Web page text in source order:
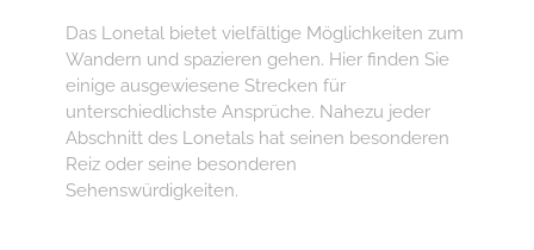
Das Lonetal bietet vielfältige Möglichkeiten zum
Wandern und spazieren gehen. Hier finden Sie
einige ausgewiesene Strecken für
unterschiedlichste Ansprüche. Nahezu jeder
Abschnitt des Lonetals hat seinen besonderen
Reiz oder seine besonderen
Sehenswürdigkeiten.